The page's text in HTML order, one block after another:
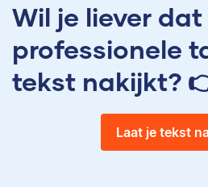
Wil je liever dat
professionele
tekst nakijkt?
Laat je tekst